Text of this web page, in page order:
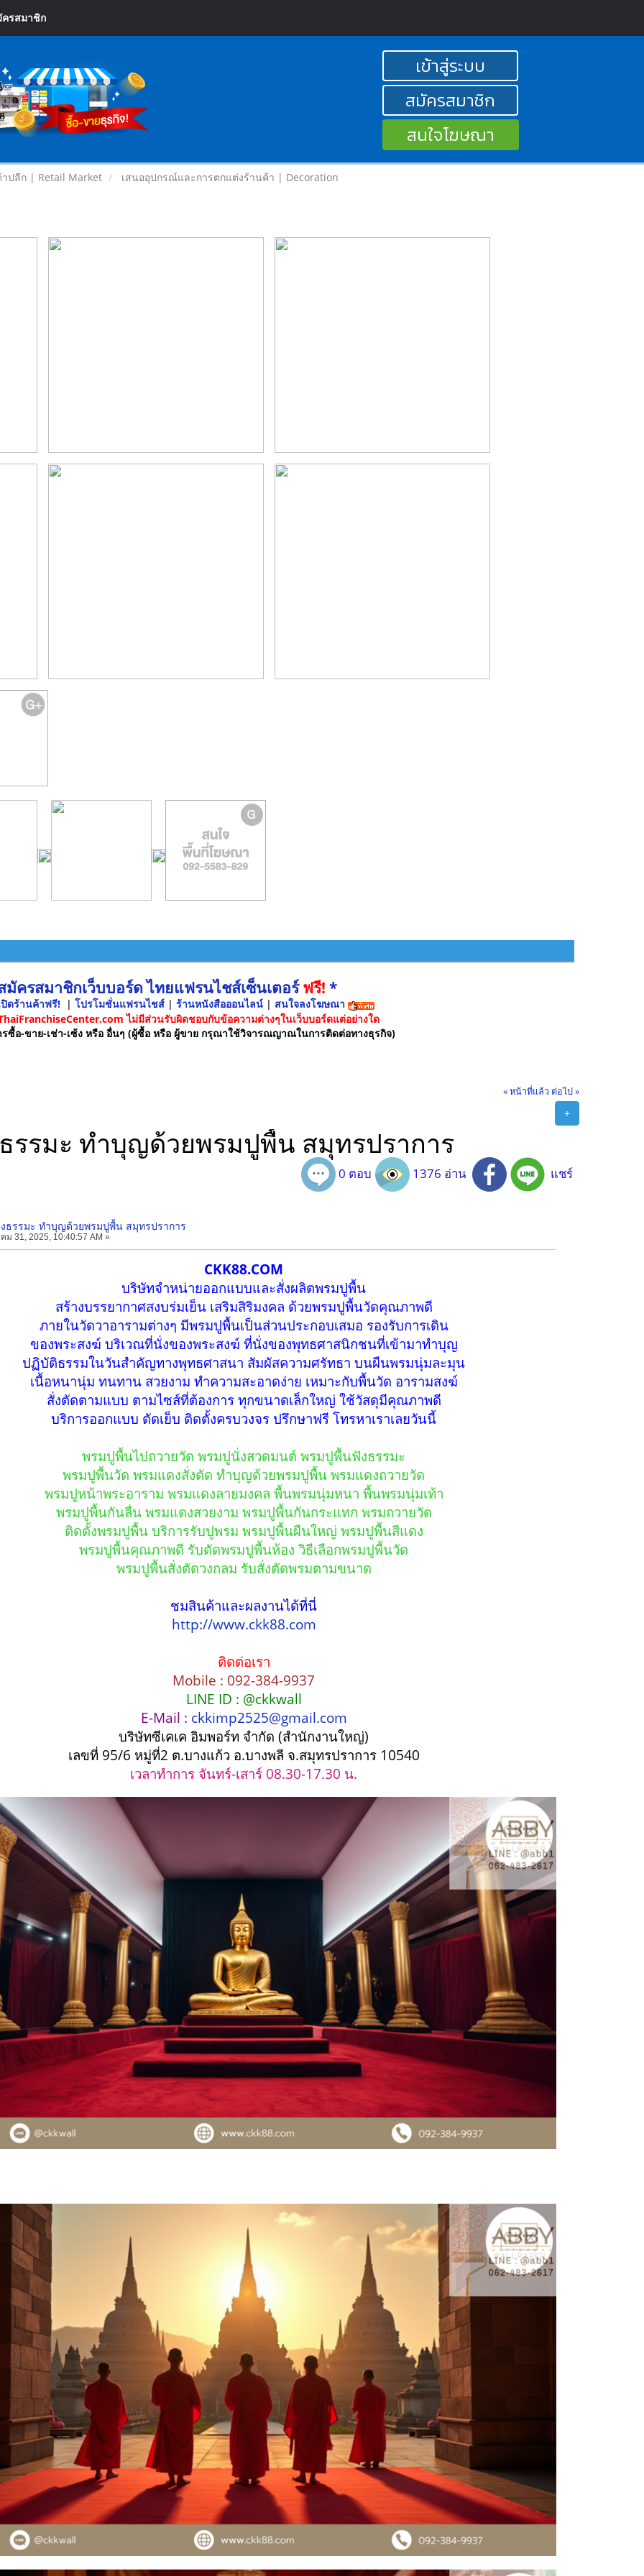
รสมาชิก
เข้าสู่ระบบ
สมัครสมาชิก
สนใจโฆษณา
ปลีก | Retail Market เสนออุปกรณ์และการตกแต่งร้านค้า | Decoration
มัครสมาชิกเว็บบอร์ด ไทยแฟรนไชส์เซ็นเตอร์ฟรี! *
ดร้านค้าฟรี! | โปรโมชั่นแฟรนไชส์ | ร้านหนังสือออนไลน์ | สนใจลงโฆษณา
ไม่มีส่วนรับผิดชอบกับข้อความต่างๆในเว็บบอร์ดแต่อย่างใด
รซื้อ-ขาย-เช่า-เซ้ง หรือ อื่นๆ (ผู้ซื้อ หรือ ผู้ขาย กรุณาใช้วิจารณญาณในการติดต่อทางธุรกิจ)
« หน้าที่แล้ว ต่อไป »
+
รรมะ ทำบุญด้วยพรมปูพื้น สมุทรปราการ
0 ตอบ 1376 อ่าน แชร์
ธรรมะ ทำบุญด้วยพรมปูพื้น สมุทรปราการ
ม 31, 2025, 10:40:57 AM »
CKK88.COM
บริษัทจำหน่ายออกแบบและสั่งผลิตพรมปูพื้น
สร้างบรรยากาศสงบร่มเย็น เสริมสิริมงคล ด้วยพรมปูพื้นวัดคุณภาพดี
ภายในวัดวาอารามต่างๆ มีพรมปูพื้นเป็นส่วนประกอบเสมอ รองรับการเดิน
ของพระสงฆ์ บริเวณที่นั่งของพระสงฆ์ ที่นั่งของพุทธศาสนิกชนที่เข้ามาทำบุญ
ปฏิบัติธรรมในวันสำคัญทางพุทธศาสนา สัมผัสความศรัทธา บนผืนพรมนุ่มละมุน
เนื้อหนานุ่ม ทนทาน สวยงาม ทำความสะอาดง่าย เหมาะกับพื้นวัด อารามสงฆ์
สั่งตัดตามแบบ ตามไซส์ที่ต้องการ ทุกขนาดเล็กใหญ่ ใช้วัสดุมีคุณภาพดี
บริการออกแบบ ตัดเย็บ ติดตั้งครบวงจร ปรึกษาฟรี โทรหาเราเลยวันนี้
พรมปูพื้นไปถวายวัด พรมปูนั่งสวดมนต์ พรมปูพื้นฟังธรรมะ
พรมปูพื้นวัด พรมแดงสั่งตัด ทำบุญด้วยพรมปูพื้น พรมแดงถวายวัด
พรมปูหน้าพระอาราม พรมแดงลายมงคล พื้นพรมนุ่มหนา พื้นพรมนุ่มเท้า
พรมปูพื้นกันลื่น พรมแดงสวยงาม พรมปูพื้นกันกระแทก พรมถวายวัด
ติดตั้งพรมปูพื้น บริการรับปูพรม พรมปูพื้นผืนใหญ่ พรมปูพื้นสีแดง
พรมปูพื้นคุณภาพดี รับตัดพรมปูพื้นห้อง วิธีเลือกพรมปูพื้นวัด
พรมปูพื้นสั่งตัดวงกลม รับสั่งตัดพรมตามขนาด
ชมสินค้าและผลงานได้ที่นี่
http://www.ckk88.com
ติดต่อเรา
Mobile : 092-384-9937
LINE ID : @ckkwall
E-Mail : ckkimp2525@gmail.com
บริษัทซีเคเค อิมพอร์ท จำกัด (สำนักงานใหญ่)
เลขที่ 95/6 หมู่ที่2 ต.บางแก้ว อ.บางพลี จ.สมุทรปราการ 10540
เวลาทำการ จันทร์-เสาร์ 08.30-17.30 น.